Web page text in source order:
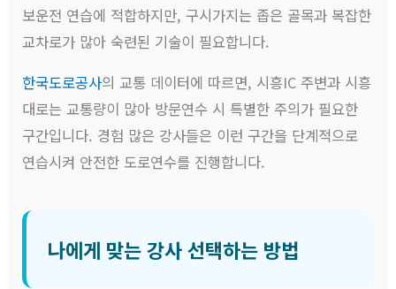
보운전 연습에 적합하지만, 구시가지는 좁은 골목과 복잡한
교차로가 많아 숙련된 기술이 필요합니다.
한국도로공사의 교통 데이터에 따르면, 시흥IC 주변과 시흥
대로는 교통량이 많아 방문연수 시 특별한 주의가 필요한
구간입니다. 경험 많은 강사들은 이런 구간을 단계적으로
연습시켜 안전한 도로연수를 진행합니다.
나에게 맞는 강사 선택하는 방법